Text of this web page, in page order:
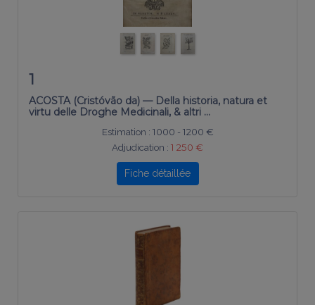
1
ACOSTA (Cristóvão da) — Della historia, natura et
virtu delle Droghe Medicinali, & altri …
Estimation : 1000 - 1200 €
Adjudication : 1 250 €
Fiche détaillée